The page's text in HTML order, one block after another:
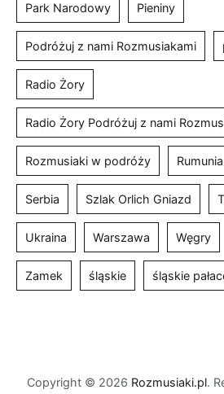
Park Narodowy Pieniny
Podróżuj z nami Rozmusiakami
Radio Żory
Radio Żory Podróżuj z nami
Rozmusiaki w podróży Rumunia
Serbia Szlak Orlich Gniazd
Ukraina Warszawa Węgry
Zamek śląskie śląskie
Copyright © 2026 Rozmusiaki.pl.